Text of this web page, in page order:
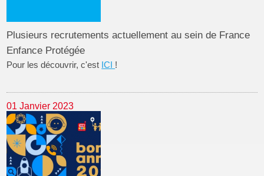
Plusieurs recrutements actuellement au sein de France
Enfance Protégée
Pour les découvrir, c'est ICI !
01 Janvier 2023